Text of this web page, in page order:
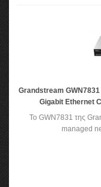
Grandstream
Gigabit Ethernet
Το GWN7831 της
managed